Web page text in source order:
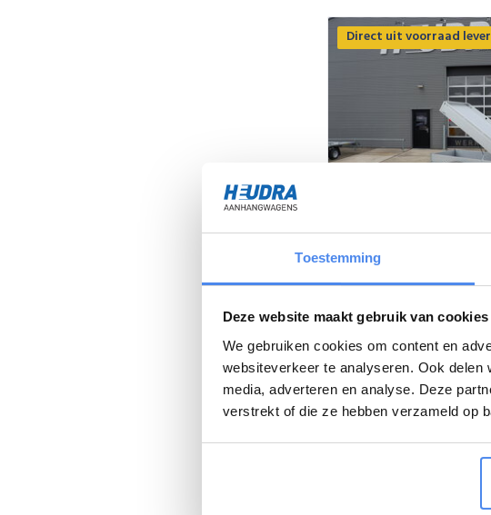
Toestemming
Deze website maakt gebruik van cookies
We gebruiken cookies om content en
websiteverkeer te analyseren. Ook
media, adverteren en analyse. Deze
verstrekt of die ze hebben verzameld op
Direct uit voorraad
Anssems
Vanaf € 1.600,00 excl.
Meer informatie